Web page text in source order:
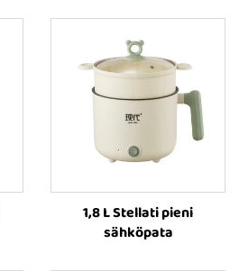
1,8 L Stellati pieni
sähköpata